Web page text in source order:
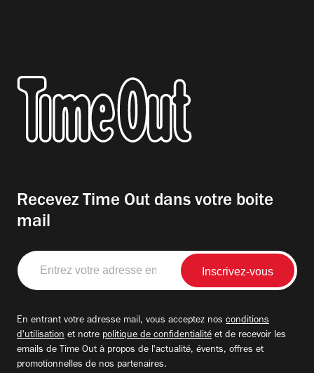
Recevez Time Out dans votre boite
mail
Entrez
votre
adresse
En entrant votre adresse mail, vous acceptez nos conditions
d'utilisation et notre politique de confidentialité et de recevoir les
emails de Time Out à propos de l'actualité, évents, offres et
promotionnelles de nos partenaires.